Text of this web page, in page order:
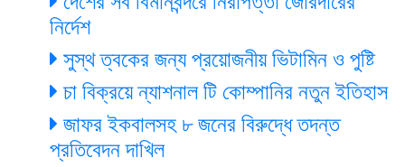
নির্দেশ
সুস্থ ত্বকের জন্য প্রয়োজনীয় ভিটামিন ও পুষ্টি
চা বিক্রয়ে ন্যাশনাল টি কোম্পানির নতুন ইতিহাস
জাফর ইকবালসহ ৮ জনের বিরুদ্ধে তদন্ত
প্রতিবেদন দাখিল